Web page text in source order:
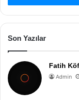
Son Yazılar
Fatih
Admin